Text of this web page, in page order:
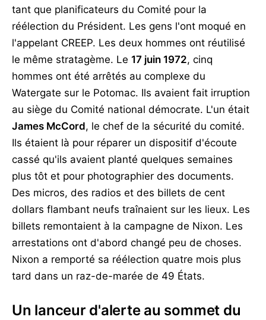
tant que planificateurs du Comité pour la
réélection du Président. Les gens l'ont moqué en
l'appelant CREEP. Les deux hommes ont réutilisé
le même stratagème. Le 17 juin 1972, cinq
hommes ont été arrêtés au complexe du
Watergate sur le Potomac. Ils avaient fait irruption
au siège du Comité national démocrate. L'un était
James McCord, le chef de la sécurité du comité.
Ils étaient là pour réparer un dispositif d'écoute
cassé qu'ils avaient planté quelques semaines
plus tôt et pour photographier des documents.
Des micros, des radios et des billets de cent
dollars flambant neufs traînaient sur les lieux. Les
billets remontaient à la campagne de Nixon. Les
arrestations ont d'abord changé peu de choses.
Nixon a remporté sa réélection quatre mois plus
tard dans un raz-de-marée de 49 États.
Un lanceur d'alerte au sommet du